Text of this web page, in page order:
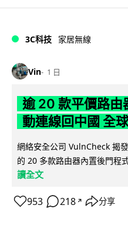
3C科技 家居無線
Vin 1 日
逾 20 款平價路由
動連線回中國 全
網絡安全公司 VulnCheck 揭
的 20 多款路由器內置後門程
讀全文
953 218 ↗ 分享